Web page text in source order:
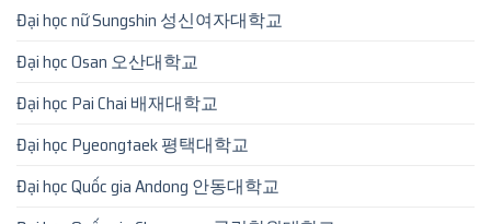
Đại học nữ Sungshin 성신여자대학교
Đại học Osan 오산대학교
Đại học Pai Chai 배재대학교
Đại học Pyeongtaek 평택대학교
Đại học Quốc gia Andong 안동대학교